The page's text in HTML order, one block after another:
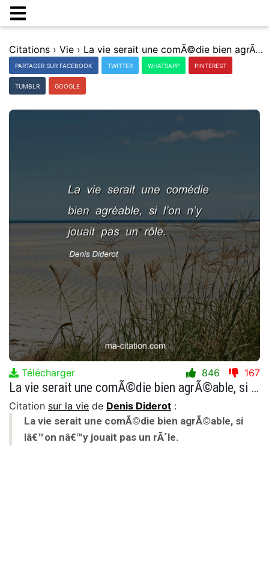
Citations › Vie › La vie serait une comÃ©die bien agrÃ©able, si lâ€™on nâ€™y jouait pas un rÃ´le.
PARTAGER SUR FACEBOOK TWITTER WHATSAPP PINTEREST
TUMBLR GOOGLE
Télécharger 846 167
La vie serait une comÃ©die bien agrÃ©able, si lâ€™on nâ€™y jouait pas un rÃ´le.
Citation sur la vie de Denis Diderot :
La vie serait une comÃ©die bien agrÃ©able, si
lâ€™on nâ€™y jouait pas un rÃ´le.